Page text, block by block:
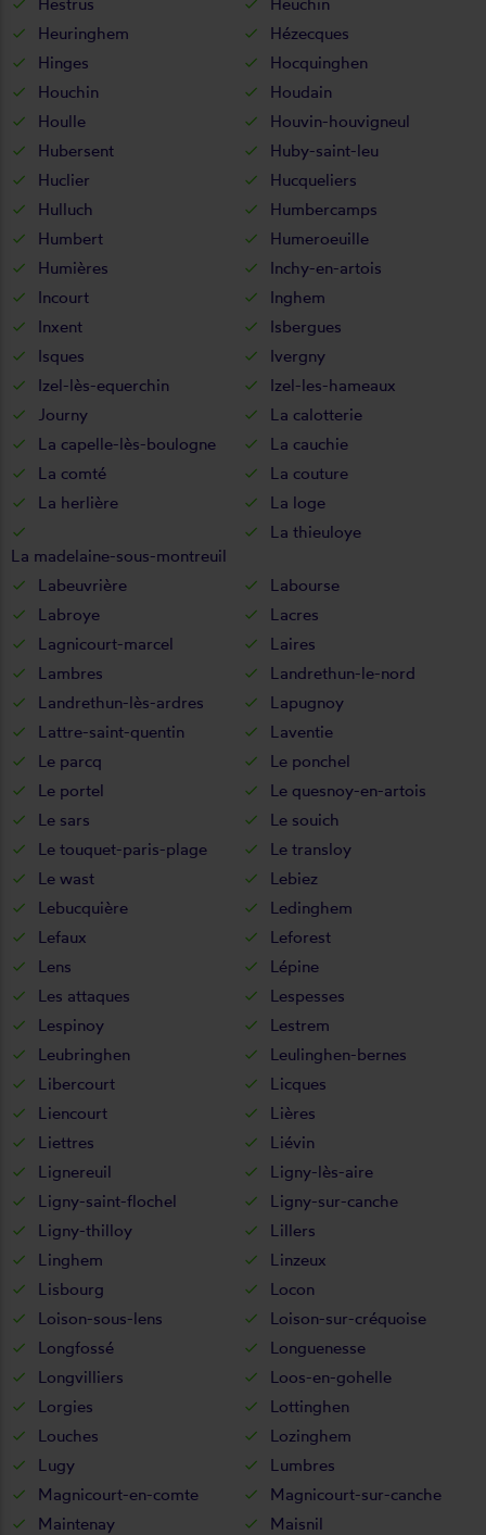
Heuringhem
Hézecques
Hinges
Hocquinghen
Houchin
Houdain
Houlle
Houvin-houvigneul
Hubersent
Huby-saint-leu
Huclier
Hucqueliers
Hulluch
Humbercamps
Humbert
Humeroeuille
Humières
Inchy-en-artois
Incourt
Inghem
Inxent
Isbergues
Isques
Ivergny
Izel-lès-equerchin
Izel-les-hameaux
Journy
La calotterie
La capelle-lès-boulogne
La cauchie
La comté
La couture
La herlière
La loge
La madelaine-sous-montreuil
La thieuloye
Labeuvrière
Labourse
Labroye
Lacres
Lagnicourt-marcel
Laires
Lambres
Landrethun-le-nord
Landrethun-lès-ardres
Lapugnoy
Lattre-saint-quentin
Laventie
Le parcq
Le ponchel
Le portel
Le quesnoy-en-artois
Le sars
Le souich
Le touquet-paris-plage
Le transloy
Le wast
Lebiez
Lebucquière
Ledinghem
Lefaux
Leforest
Lens
Lépine
Les attaques
Lespesses
Lespinoy
Lestrem
Leubringhen
Leulinghen-bernes
Libercourt
Licques
Liencourt
Lières
Liettres
Liévin
Lignereuil
Ligny-lès-aire
Ligny-saint-flochel
Ligny-sur-canche
Ligny-thilloy
Lillers
Linghem
Linzeux
Lisbourg
Locon
Loison-sous-lens
Loison-sur-créquoise
Longfossé
Longuenesse
Longvilliers
Loos-en-gohelle
Lorgies
Lottinghen
Louches
Lozinghem
Lugy
Lumbres
Magnicourt-en-comte
Magnicourt-sur-canche
Maintenay
Maisnil